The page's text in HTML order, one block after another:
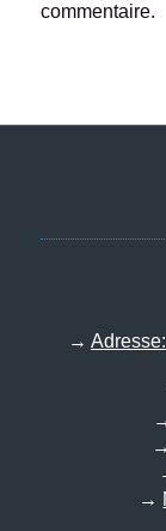
commentaire.
→ Adresse:
→
→